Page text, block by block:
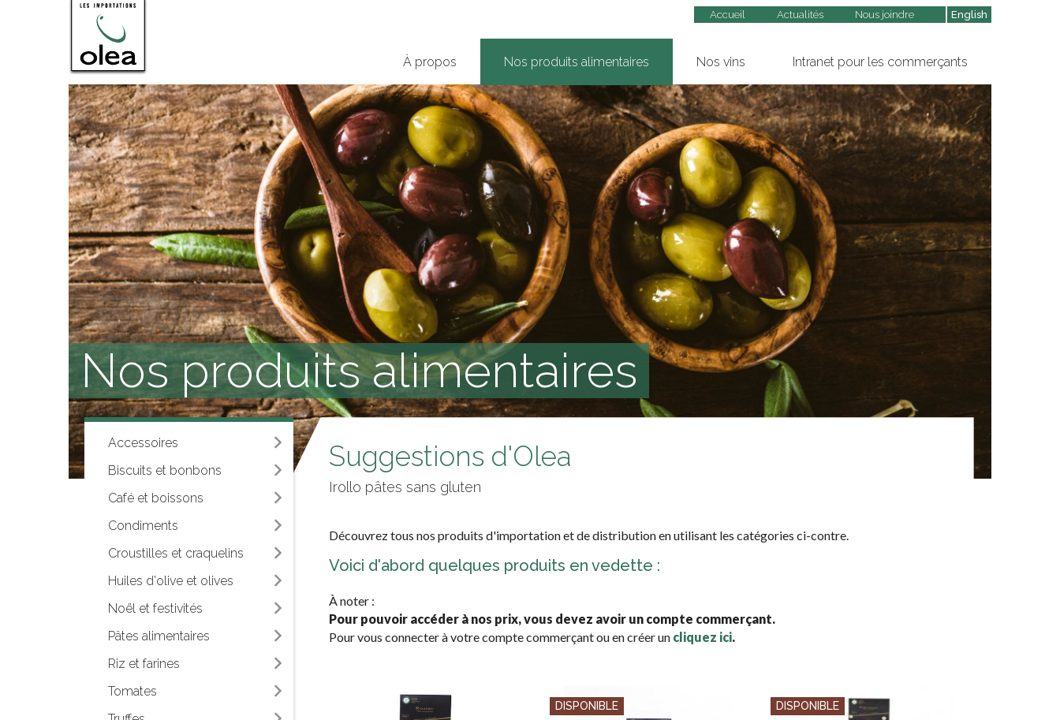
Accueil Actualités Nous joindre English
À propos Nos produits alimentaires Nos vins Intranet pour les commerçants
Nos produits alimentaires
Accessoires
Biscuits et bonbons
Café et boissons
Condiments
Croustilles et craquelins
Huiles d'olive et olives
Noël et festivités
Pâtes alimentaires
Riz et farines
Tomates
Suggestions d'Olea
Irollo pâtes sans gluten
Découvrez tous nos produits d'importation et de distribution en utilisant les catégories ci-contre.
Voici d'abord quelques produits en vedette :
À noter :
Pour pouvoir accéder à nos prix, vous devez avoir un compte commerçant.
Pour vous connecter à votre compte commerçant ou en créer un cliquez ici.
DISPONIBLE DISPONIBLE